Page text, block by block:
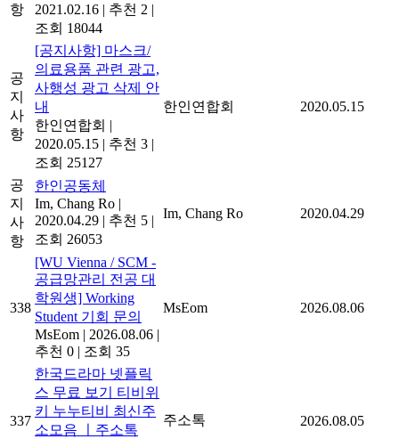
항
2021.02.16 | 추천 2 |
조회 18044
공
지
사
항
[공지사항] 마스크/
의료용품 관련 광고,
사행성 광고 삭제 안
내
한인연합회 |
2020.05.15 | 추천 3 |
조회 25127
한인연합회 2020.05.15
공
지
사
항
한인공동체
Im, Chang Ro |
2020.04.29 | 추천 5 |
조회 26053
Im, Chang Ro 2020.04.29
338
[WU Vienna / SCM -
공급망관리 전공 대
학원생] Working
Student 기회 문의
MsEom | 2026.08.06 |
추천 0 | 조회 35
MsEom 2026.08.06
337
한국드라마 넷플릭
스 무료 보기 티비위
키 누누티비 최신주
소모음 ㅣ주소톡
주소톡 2026.08.05